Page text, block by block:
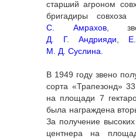
старший агроном
бригадиры совхоза
С. Амрахов,
Д. Г. Андрияди
М. Д. Суслина
В 1949 году звено
сорта «Трапезонд»
на площади 7
была награждена
За получение
центнера на